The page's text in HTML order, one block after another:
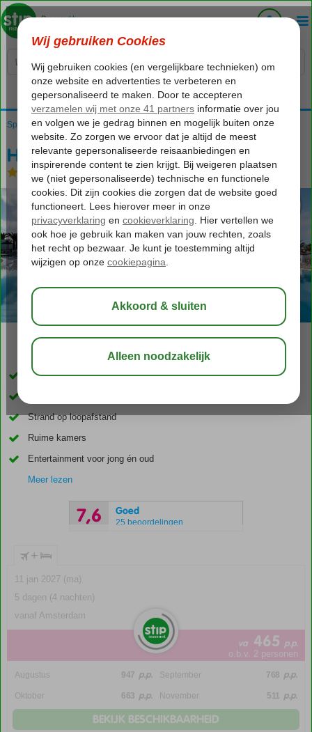
Voelt als thuiskomen...
Spanje Canarische Eilanden Lanzarote Playa Blanca HL Rio Playa Blanca
HL Rio Playa Blanca
All Inclusive- Hotel
aug 28°C
Familiehotel
Strand op loopafstand
Ruime kamers
Entertainment voor jong én oud
Meer lezen
7,6 Goed
25 beoordelingen
+
11 jan 2027 (ma)
5 dagen (4 nachten)
vanaf Amsterdam
va 465 p.p.
o.b.v. 2 personen
Augustus 947 p.p. September 768 p.p.
Oktober 663 p.p. November 511 p.p.
BEKIJK BESCHIKBAARHEID